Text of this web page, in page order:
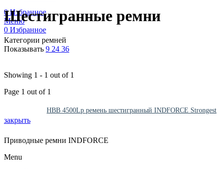
0Избранное
Меню
0 Избранное
Шестигранные ремни
Категории ремней
Показывать 9 24 36
Showing 1 - 1 out of 1
Page 1 out of 1
HBB 4500Lp ремень шестигранный INDFORCE Strongest
закрыть
Приводные ремни INDFORCE
Menu